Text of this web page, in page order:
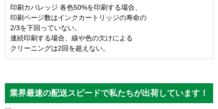
印刷カバレッジ 各色50%を印刷する場合、
印刷ページ数はインクカートリッジの寿命の
2/3を下回っていない。
連続印刷する場合、線や色の欠けによる
クリーニングは2回を超えない。
業界最速の配送スピードで私たちが出荷しています！